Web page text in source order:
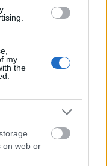
my
the
on web or
az interneten
nem kell
hogy sikeres
és
amin keresztül a